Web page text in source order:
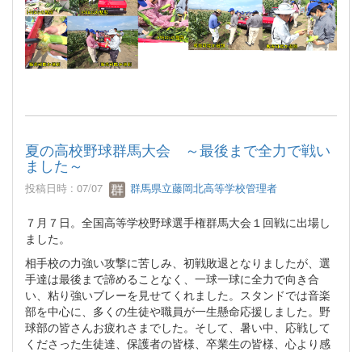
夏の高校野球群馬大会 ～最後まで全力で戦い
ました～
投稿日時 : 07/07 群馬県立藤岡北高等学校管理者
７月７日。全国高等学校野球選手権群馬大会１回戦に出場し
ました。
相手校の力強い攻撃に苦しみ、初戦敗退となりましたが、選
手達は最後まで諦めることなく、一球一球に全力で向き合
い、粘り強いブレーを見せてくれました。スタンドでは音楽
部を中心に、多くの生徒や職員が一生懸命応援しました。野
球部の皆さんお疲れさまでした。そして、暑い中、応戦して
くださった生徒達、保護者の皆様、卒業生の皆様、心より感